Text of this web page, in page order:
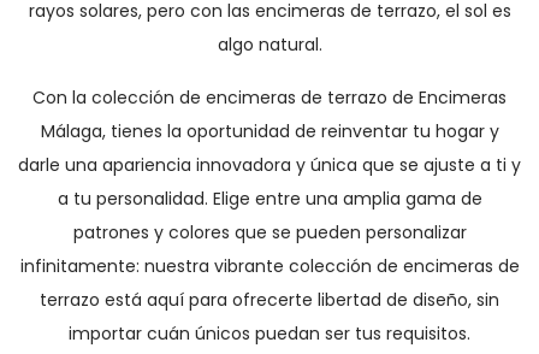
rayos solares, pero con las encimeras de terrazo, el sol es
algo natural.
Con la colección de encimeras de terrazo de Encimeras
Málaga, tienes la oportunidad de reinventar tu hogar y
darle una apariencia innovadora y única que se ajuste a ti y
a tu personalidad. Elige entre una amplia gama de
patrones y colores que se pueden personalizar
infinitamente: nuestra vibrante colección de encimeras de
terrazo está aquí para ofrecerte libertad de diseño, sin
importar cuán únicos puedan ser tus requisitos.